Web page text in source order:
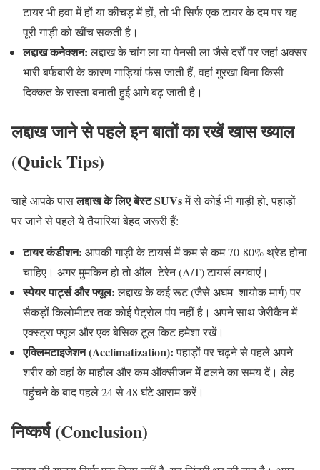
टायर भी हवा में हों या कीचड़ में हों,तो भी सिर्फ एक टायर के दम पर यह
पूरी गाड़ी को खींच सकती है।
लद्दाखकनेक्शन: लद्दाख के चांग ला या पेनसी ला जैसे दर्रों पर जहां अक्सर
भारी बर्फबारी के कारण गाड़ियां फंस जाती हैं,वहां गुरखा बिना किसी
दिक्कत के रास्ता बनाती हुई आगे बढ़ जाती है।
लद्दाखजानेसेपहलेइनबातोंकारखेंखासख्याल
(Quick Tips)
चाहे आपके पासलद्दाखकेलिएबेस्टSUVsमें से कोई भी गाड़ी हो,पहाड़ों
पर जाने से पहले ये तैयारियां बेहद जरूरी हैं:
टायरकंडीशन: आपकी गाड़ी के टायर्स में कम से कम70-80%थ्रेड होना
चाहिए। अगर मुमकिन हो तो ऑल–टेरेन(A/T)टायर्स लगवाएं।
स्पेयरपार्ट्सऔरफ्यूल: लद्दाख के कई रूट(जैसे अघम–शायोक मार्ग)पर
सैकड़ों किलोमीटर तक कोई पेट्रोल पंप नहीं है। अपने साथ जेरीकैन में
एक्स्ट्रा फ्यूल और एक बेसिक टूल किट हमेशा रखें।
एक्लिमटाइजेशन(Acclimatization): पहाड़ों पर चढ़ने से पहले अपने
शरीर को वहां के माहौल और कम ऑक्सीजन में ढलने का समय दें। लेह
पहुंचने के बाद पहले24से48घंटे आराम करें।
निष्कर्ष(Conclusion)